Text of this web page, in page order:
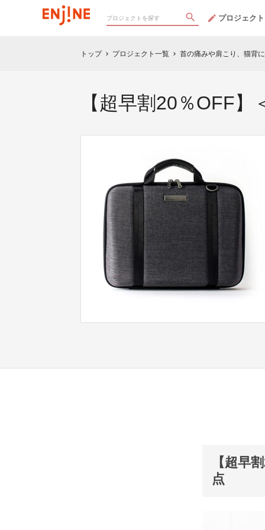
プロジェク
トップ chevron_right プロジェクト一覧 chevron_right 首の痛みや肩こり、猫背
【超早割20％OFF
【超早
点